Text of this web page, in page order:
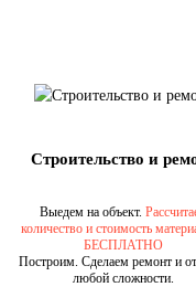
Строительство и
Выедем на объект.
количество и стоимость
БЕСПЛАТНО
Построим. Сделаем ремонт и
любой сложности.